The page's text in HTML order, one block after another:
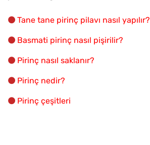
Tane tane pirinç pilavı nasıl yapılır?
Basmati pirinç nasıl pişirilir?
Pirinç nasıl saklanır?
Pirinç nedir?
Pirinç çeşitleri